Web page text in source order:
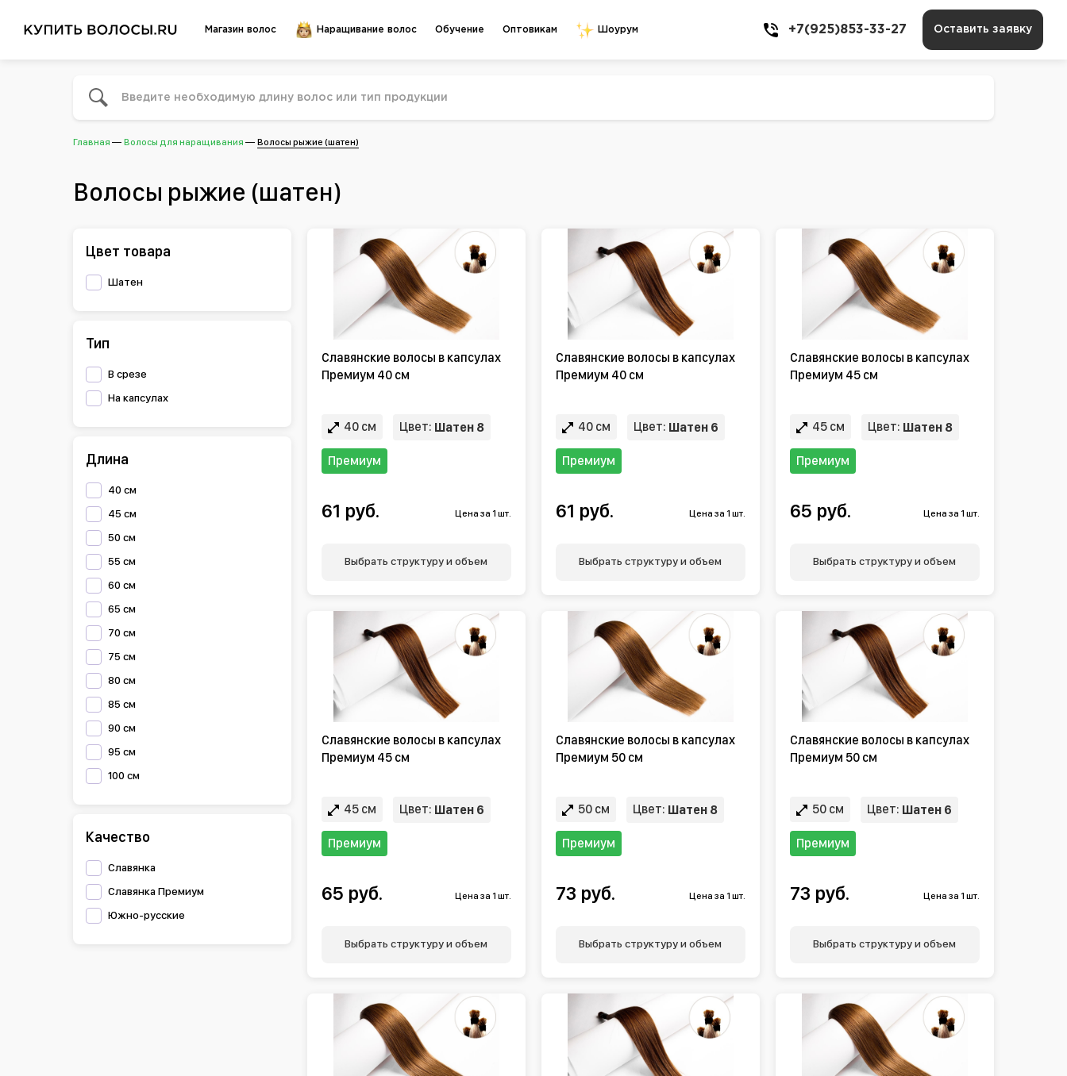
Магазин волос Наращивание волос Обучение Оптовикам Шоурум +7(925)853-33-27 Оставить заявку
Главная Волосы для наращивания Волосы рыжие (шатен)
Волосы рыжие (шатен)
Цвет товара
Шатен
Тип
В срезе
На капсулах
Длина
40 см
45 см
50 см
55 см
60 см
65 см
70 см
75 см
80 см
85 см
90 см
95 см
100 см
Качество
Славянка
Славянка Премиум
Южно-русские
Славянские волосы в капсулах
Премиум 40 см
40 см Цвет: Шатен 8
Премиум
61 руб. Цена за 1 шт.
Выбрать структуру и объем
Славянские волосы в капсулах
Премиум 40 см
40 см Цвет: Шатен 6
Премиум
61 руб. Цена за 1 шт.
Выбрать структуру и объем
Славянские волосы в капсулах
Премиум 45 см
45 см Цвет: Шатен 8
Премиум
65 руб. Цена за 1 шт.
Выбрать структуру и объем
Славянские волосы в капсулах
Премиум 45 см
45 см Цвет: Шатен 6
Премиум
65 руб. Цена за 1 шт.
Выбрать структуру и объем
Славянские волосы в капсулах
Премиум 50 см
50 см Цвет: Шатен 8
Премиум
73 руб. Цена за 1 шт.
Выбрать структуру и объем
Славянские волосы в капсулах
Премиум 50 см
50 см Цвет: Шатен 6
Премиум
73 руб. Цена за 1 шт.
Выбрать структуру и объем